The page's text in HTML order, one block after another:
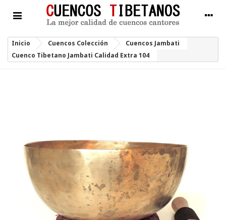
Inicio Cuencos Colección
Cuencos Jambati
Cuenco Tibetano Jambati Calidad Extra 104